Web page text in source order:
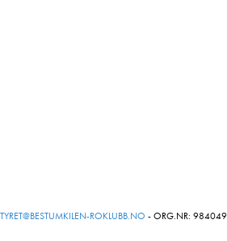
ROKLUBB.NO - ORG.NR: